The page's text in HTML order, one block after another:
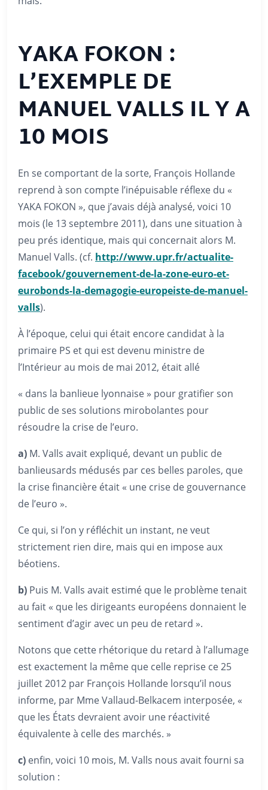
YAKA FOKON :
L’EXEMPLE DE
MANUEL VALLS IL Y A
10 MOIS
En se comportant de la sorte, François Hollande
reprend à son compte l’inépuisable réflexe du «
YAKA FOKON », que j’avais déjà analysé, voici 10
mois (le 13 septembre 2011), dans une situation à
peu prés identique, mais qui concernait alors M.
Manuel Valls. (cf. http://www.upr.fr/actualite-
facebook/gouvernement-de-la-zone-euro-et-
eurobonds-la-demagogie-europeiste-de-manuel-
valls).
À l’époque, celui qui était encore candidat à la
primaire PS et qui est devenu ministre de
l’Intérieur au mois de mai 2012, était allé
« dans la banlieue lyonnaise » pour gratifier son
public de ses solutions mirobolantes pour
résoudre la crise de l’euro.
a) M. Valls avait expliqué, devant un public de
banlieusards médusés par ces belles paroles, que
la crise financière était « une crise de gouvernance
de l’euro ».
Ce qui, si l’on y réfléchit un instant, ne veut
strictement rien dire, mais qui en impose aux
béotiens.
b) Puis M. Valls avait estimé que le problème tenait
au fait « que les dirigeants européens donnaient le
sentiment d’agir avec un peu de retard ».
Notons que cette rhétorique du retard à l’allumage
est exactement la même que celle reprise ce 25
juillet 2012 par François Hollande lorsqu’il nous
informe, par Mme Vallaud-Belkacem interposée, «
que les États devraient avoir une réactivité
équivalente à celle des marchés. »
c) enfin, voici 10 mois, M. Valls nous avait fourni sa
solution :